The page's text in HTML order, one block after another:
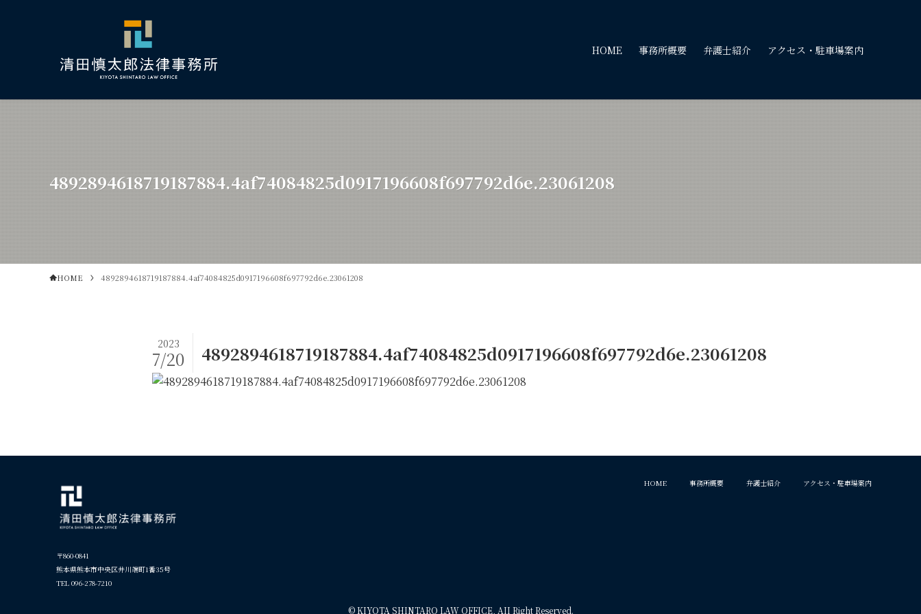
HOME 事務所概要 弁護士紹介 アクセス・駐車場案内
4892894618719187884.4af74084825d0917196608f697792d6e.23061208
HOME 4892894618719187884.4af74084825d0917196608f697792d6e.23061208
4892894618719187884.4af74084825d0917196608f697792d6e.23061208
2023
7/20
〒860-0841
熊本県熊本市中央区井川端町1番35号
TEL 096-278-7210
HOME 事務所概要 弁護士紹介 アクセス・駐車場案内
©KIYOTA SHINTARO LAW OFFICE, AII Right Reserved.